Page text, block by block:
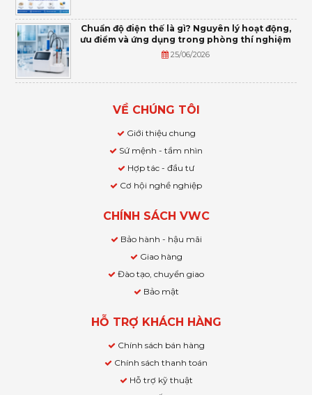
Chuẩn độ điện thế là gì? Nguyên lý hoạt động,
ưu điểm và ứng dụng trong phòng thí nghiệm
25/06/2026
VỀ CHÚNG TÔI
Giới thiệu chung
Sứ mệnh - tầm nhìn
Hợp tác - đầu tư
Cơ hội nghề nghiệp
CHÍNH SÁCH VWC
Bảo hành - hậu mãi
Giao hàng
Đào tạo, chuyển giao
Bảo mật
HỖ TRỢ KHÁCH HÀNG
Chính sách bán hàng
Chính sách thanh toán
Hỗ trợ kỹ thuật